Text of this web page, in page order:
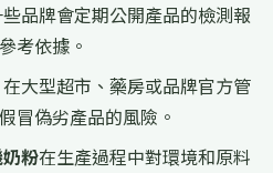
品牌會定期公開產品的檢測報
考依據。
在大型超市、藥房或品牌官方管
冒偽劣產品的風險。
粉在生產過程中對環境和原料